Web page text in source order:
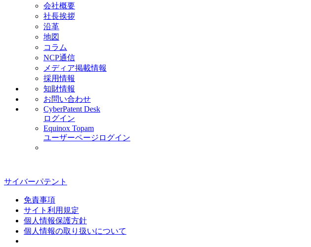
会社概要
社長挨拶
沿革
地図
コラム
NCP通信
メディア掲載情報
採用情報
知財情報
お問い合わせ
CyberPatent Desk
ログイン
Equinox Topam
ユーザーページログイン
サイバーパテント
免責事項
サイト利用規定
個人情報保護方針
個人情報の取り扱いについて